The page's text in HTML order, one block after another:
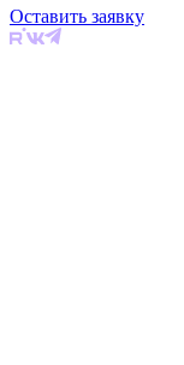
Оставить заявку